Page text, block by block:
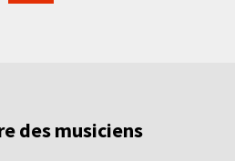
des musiciens